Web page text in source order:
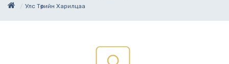
Улс Төрийн Харилцаа